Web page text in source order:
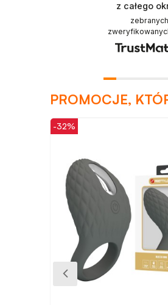
z całego
PROMOCJE,
-32%